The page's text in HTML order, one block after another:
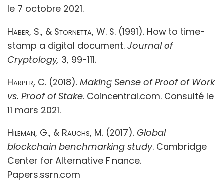
le 7 octobre 2021.
Haber, S., & Stornetta, W. S. (1991). How to time-
stamp a digital document. Journal of
Cryptology, 3, 99-111.
Harper, C. (2018). Making Sense of Proof of Work
vs. Proof of Stake. Coincentral.com. Consulté le
11 mars 2021.
Hileman, G., & Rauchs, M. (2017). Global
blockchain benchmarking study. Cambridge
Center for Alternative Finance.
Papers.ssrn.com